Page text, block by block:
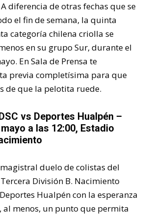
diferencia de otras fechas que se
el fin de semana, la quinta
categoría chilena criolla se
en su grupo Sur, durante el
En Sala de Prensa te
previa completísima para que
de que la pelotita ruede.
vs Deportes Hualpén –
a las 12:00, Estadio
duelo de colistas del
División B. Nacimiento
Hualpén con la esperanza
al menos, un punto que permita